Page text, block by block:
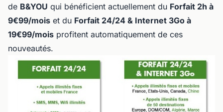
de B&YOU qui bénéficient actuellement du Forfait 2h à
9€99/mois et du Forfait 24/24 & Internet 3Go à
19€99/mois profitent automatiquement de ces
nouveautés.